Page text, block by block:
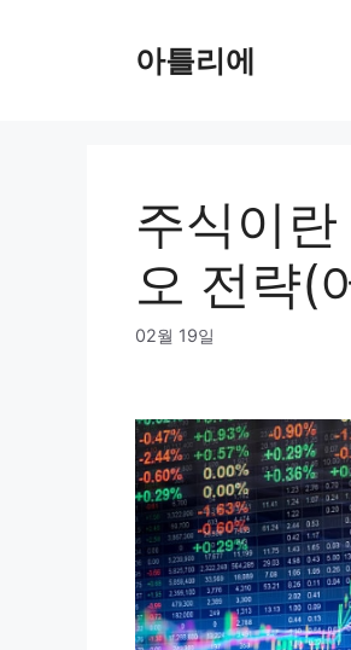
아틀리에
주식이
오 전략(
02월 19일